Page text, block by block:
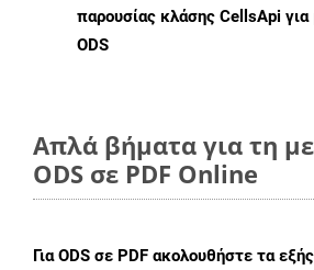
παρουσίας κλάσης CellsApi
ODS
Απλά βήματα για τη
ODS σε PDF Online
ΓιαODS σε PDF ακολουθήστε τα